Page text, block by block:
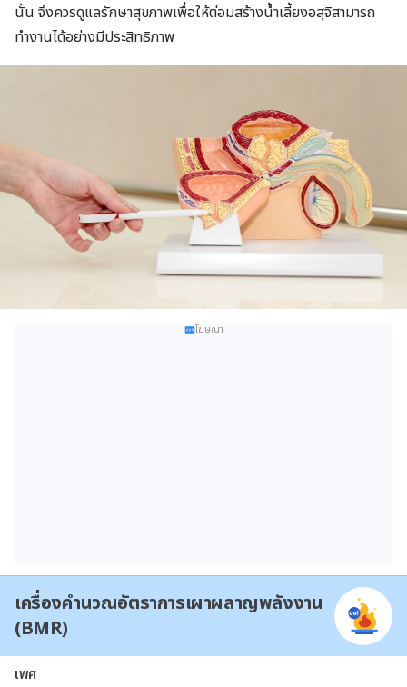
นั้น จึงควรดูแลรักษาสุขภาพเพื่อให้ต่อมสร้างน้ำเลี้ยงอสุจิสามารถ
ทำงานได้อย่างมีประสิทธิภาพ
โฆษณา
เครื่องคำนวณอัตราการเผาผลาญพลังงาน
(BMR)
เพศ